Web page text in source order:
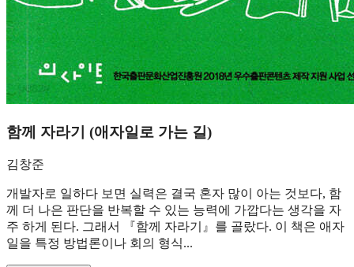
함께 자라기 (애자일로 가는 길)
김창준
개발자로 일하다 보면 실력은 결국 혼자 많이 아는 것보다, 함
께 더 나은 판단을 반복할 수 있는 능력에 가깝다는 생각을 자
주 하게 된다. 그래서 『함께 자라기』를 골랐다. 이 책은 애자
일을 특정 방법론이나 회의 형식...